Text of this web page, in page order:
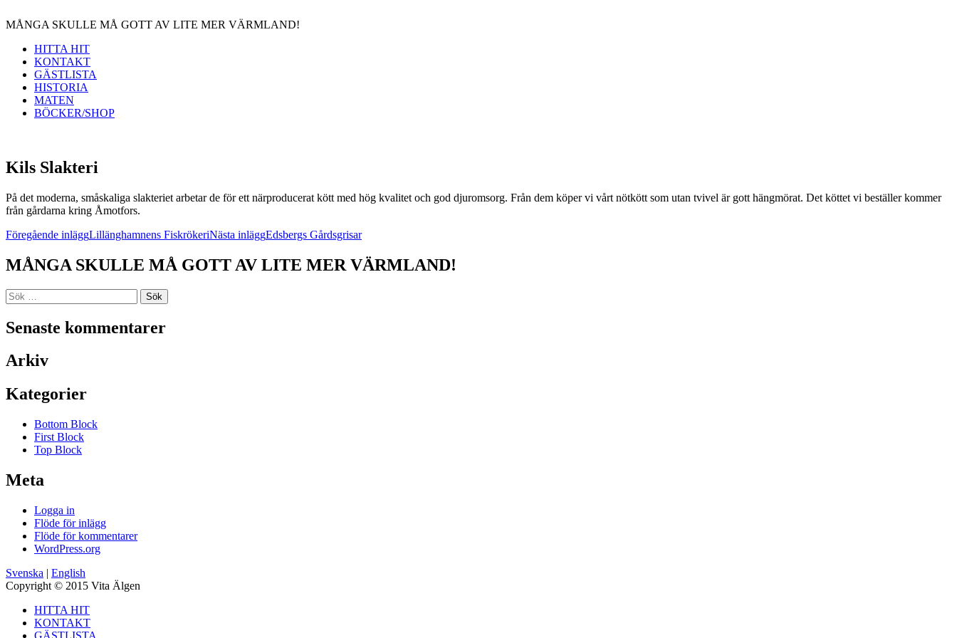
MÅNGA SKULLE MÅ GOTT AV LITE MER VÄRMLAND!
HITTA HIT
KONTAKT
GÄSTLISTA
HISTORIA
MATEN
BÖCKER/SHOP
Kils Slakteri
På det moderna, småskaliga slakteriet arbetar de för ett närproducerat kött med hög kvalitet och god djuromsorg. Från dem köper vi vårt nötkött som utan tvivel är gott hängmörat. Det köttet vi beställer kommer
från gårdarna kring Åmotfors.
Inläggsnavigering
Föregående inläggLillänghamnens FiskrökeriNästa inläggEdsbergs Gårdsgrisar
MÅNGA SKULLE MÅ GOTT AV LITE MER VÄRMLAND!
Sök
efter:
Senaste kommentarer
Arkiv
Kategorier
Bottom Block
First Block
Top Block
Meta
Logga in
Flöde för inlägg
Flöde för kommentarer
WordPress.org
Svenska | English
Copyright © 2015 Vita Älgen
HITTA HIT
KONTAKT
GÄSTLISTA